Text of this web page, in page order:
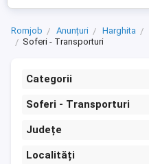
Romjob Anunțuri Harghita
Soferi - Transporturi
Categorii
Soferi - Transporturi
Județe
Localități